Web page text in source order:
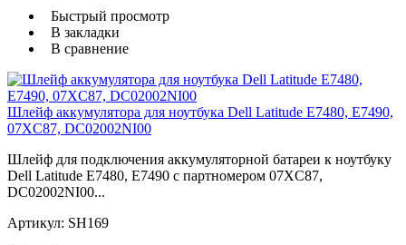
Быстрый просмотр
В закладки
В сравнение
Шлейф аккумулятора для ноутбука Dell Latitude E7480, E7490,
07XC87, DC02002NI00
Шлейф для подключения аккумуляторной батареи к ноутбуку
Dell Latitude E7480, E7490 с партномером 07XC87,
DC02002NI00...
Артикул: SH169